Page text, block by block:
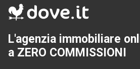
L'agenzia immobiliare
a ZERO COMMISSIONI